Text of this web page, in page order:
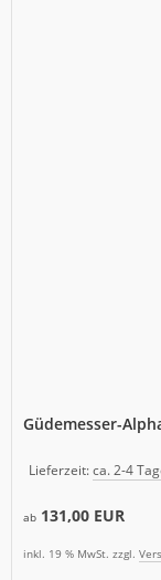
Güdemesser-
Lieferzeit:ca. 2-4
ab 131,00 EUR
inkl. 19 % MwSt. zzgl.